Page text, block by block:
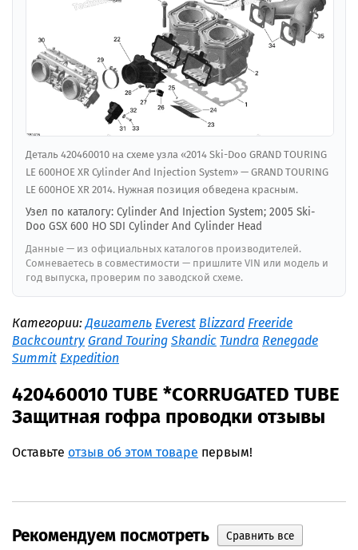
Деталь 420460010 на схеме узла «2014 Ski-Doo GRAND TOURING
LE 600HOE XR Cylinder And Injection System» — GRAND TOURING
LE 600HOE XR 2014. Нужная позиция обведена красным.
Узел по каталогу: Cylinder And Injection System; 2005 Ski-
Doo GSX 600 HO SDI Cylinder And Cylinder Head
Данные — из официальных каталогов производителей.
Сомневаетесь в совместимости — пришлите VIN или модель и
год выпуска, проверим по заводской схеме.
Категории:Двигатель Everest Blizzard Freeride
Backcountry Grand Touring Skandic Tundra Renegade
Summit Expedition
420460010 TUBE *CORRUGATED TUBE
Защитная гофра проводки отзывы
Оставьте отзыв об этом товаре первым!
Рекомендуем посмотреть